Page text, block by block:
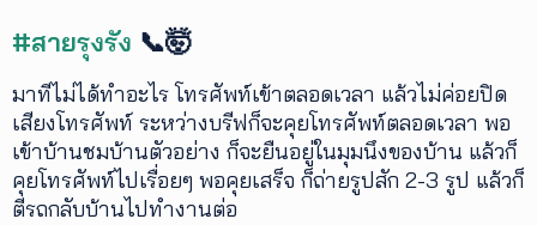
#สายรุงรัง 📞🤯
มาทีไม่ได้ทำอะไร โทรศัพท์เข้าตลอดเวลา แล้วไม่ค่อยปิด
เสียงโทรศัพท์ ระหว่างบรีฟก็จะคุยโทรศัพท์ตลอดเวลา พอ
เข้าบ้านชมบ้านตัวอย่าง ก็จะยืนอยู่ในมุมนึงของบ้าน แล้วก็
คุยโทรศัพท์ไปเรื่อยๆ พอคุยเสร็จ ก็ถ่ายรูปสัก 2-3 รูป แล้วก็
ตีรถกลับบ้านไปทำงานต่อ